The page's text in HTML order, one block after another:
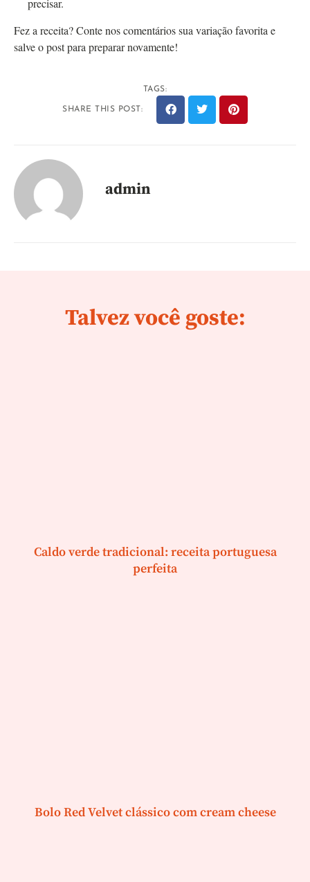
precisar.
Fez a receita? Conte nos comentários sua variação favorita e
salve o post para preparar novamente!
TAGS:
SHARE THIS POST:
admin
Talvez você goste:
Caldo verde tradicional: receita portuguesa
perfeita
Bolo Red Velvet clássico com cream cheese